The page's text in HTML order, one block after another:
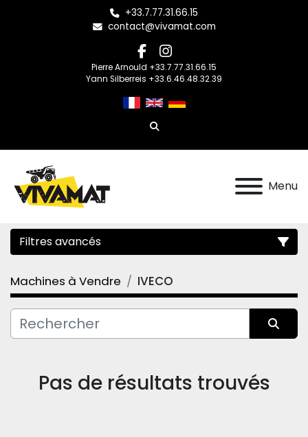
+33.7.77.31.66.15
contact@vivamat.com
facebook
instagram
Pierre Arnould +33.7.77.31.66.15
Yann Silberreis +33.6.46.48.32.39
Rechercher
Menu
Filtres avancés
Catégorie
Fabricant
Condition
Machines à Vendre IVECO
Pas de résultats trouvés